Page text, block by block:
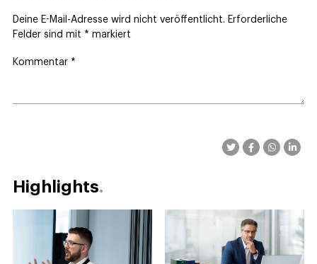
Deine E-Mail-Adresse wird nicht veröffentlicht. Erforderliche
Felder sind mit * markiert
Kommentar *
Highlights